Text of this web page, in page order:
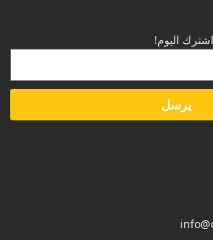
اشترك اليوم!
يرسل